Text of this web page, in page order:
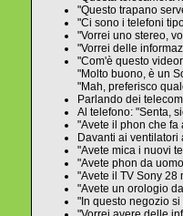
"Questo trapano
"Ci sono i telefoni
"Vorrei uno stereo,
"Vorrei delle
"Com'è questo
"Molto buono, è un
"Mah, preferisco
Parlando dei
Al telefono: "Senta,
"Avete il phon che fa
Davanti ai ventilatori
"Avete mica i nuovi
"Avete phon da
"Avete il TV Sony 28
"Avete un orologio
"In questo negozio